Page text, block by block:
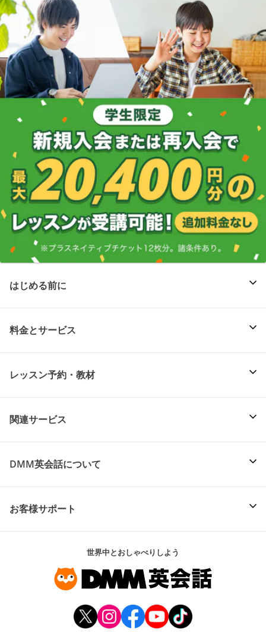
はじめる前に
料金とサービス
レッスン予約・教材
関連サービス
DMM英会話について
お客様サポート
世界中とおしゃべりしよう